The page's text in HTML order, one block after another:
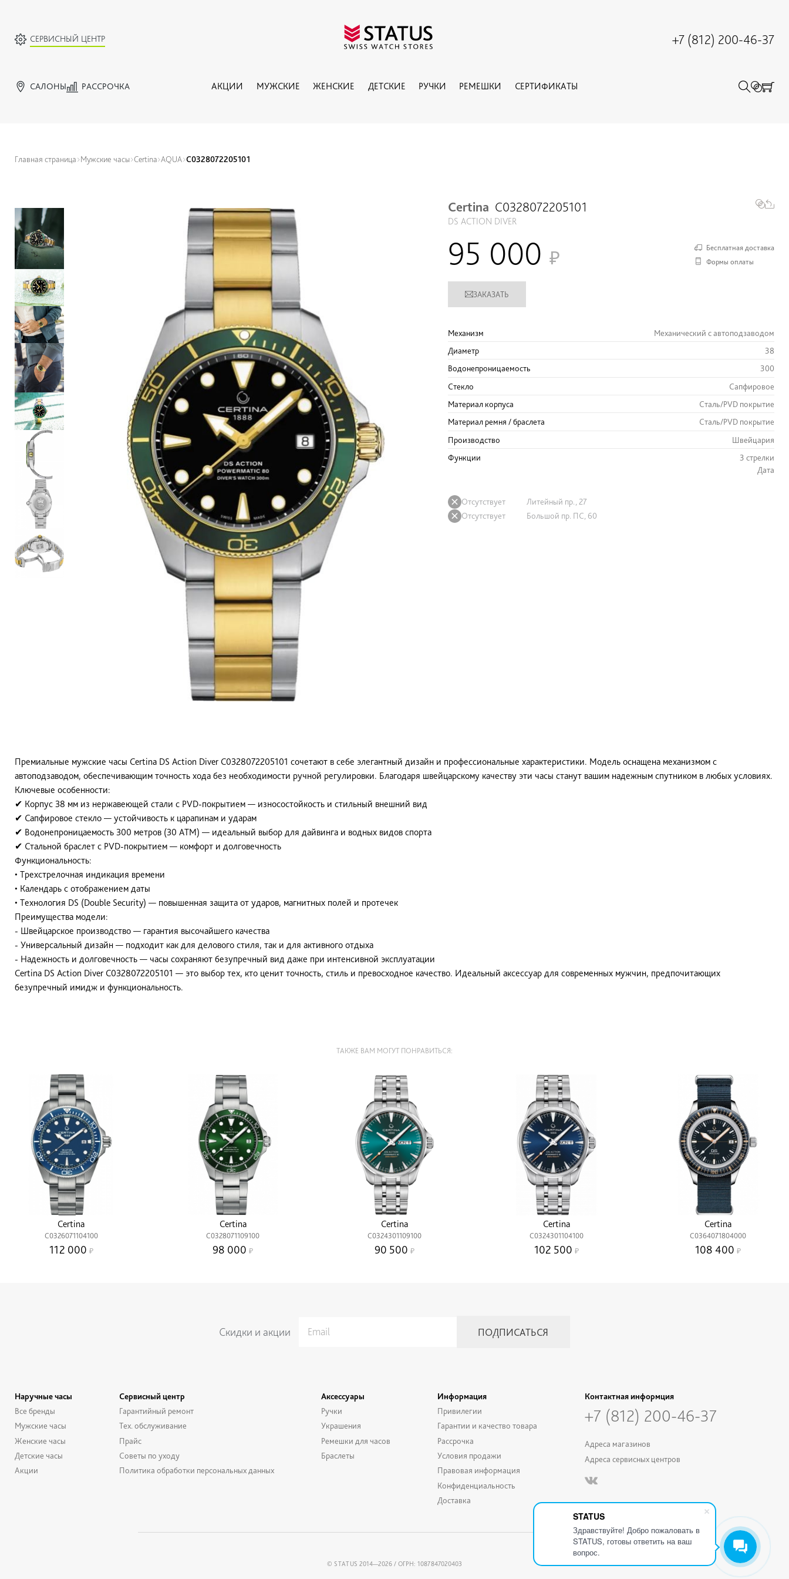
STATUS
Здравствуйте! Добро пожаловать в
STATUS, готовы ответить на ваш
вопрос.
СЕРВИСНЫЙ ЦЕНТР +7 (812) 200-46-37
САЛОНЫ РАССРОЧКА АКЦИИ МУЖСКИЕ ЖЕНСКИЕ ДЕТСКИЕ РУЧКИ РЕМЕШКИ СЕРТИФИКАТЫ
Главная страница Мужские часы Certina AQUA C0328072205101
Certina C0328072205101
DS ACTION DIVER
95 000
Бесплатная доставка
Формы оплаты
ЗАКАЗАТЬ
Механизм
Механический с автоподзаводом
Диаметр
38
Водонепроницаемость
300
Стекло
Сапфировое
Материал корпуса
Сталь/PVD покрытие
Материал ремня / браслета
Сталь/PVD покрытие
Производство
Швейцария
Функции
3 стрелки
Дата
Отсутствует
Литейный пр., 27
Отсутствует
Большой пр. ПС, 60
Премиальные мужские часы Certina DS Action Diver C0328072205101 сочетают в себе элегантный дизайн и профессиональные характеристики. Модель оснащена механизмом с
автоподзаводом, обеспечивающим точность хода без необходимости ручной регулировки. Благодаря швейцарскому качеству эти часы станут вашим надежным спутником в любых условиях.
Ключевые особенности:
✔ Корпус 38 мм из нержавеющей стали с PVD-покрытием — износостойкость и стильный внешний вид
✔ Сапфировое стекло — устойчивость к царапинам и ударам
✔ Водонепроницаемость 300 метров (30 ATM) — идеальный выбор для дайвинга и водных видов спорта
✔ Стальной браслет с PVD-покрытием — комфорт и долговечность
Функциональность:
• Трехстрелочная индикация времени
• Календарь с отображением даты
• Технология DS (Double Security) — повышенная защита от ударов, магнитных полей и протечек
Преимущества модели:
- Швейцарское производство — гарантия высочайшего качества
- Универсальный дизайн — подходит как для делового стиля, так и для активного отдыха
- Надежность и долговечность — часы сохраняют безупречный вид даже при интенсивной эксплуатации
Certina DS Action Diver C0328072205101 — это выбор тех, кто ценит точность, стиль и превосходное качество. Идеальный аксессуар для современных мужчин, предпочитающих
безупречный имидж и функциональность.
ТАКЖЕ ВАМ МОГУТ ПОНРАВИТЬСЯ:
Certina
C0326071104100
112 000
Certina
C0328071109100
98 000
Certina
C0324301109100
90 500
Certina
C0324301104100
102 500
Certina
C0364071804000
108 400
Скидки и акции
Наручные часы
Все бренды
Мужские часы
Женские часы
Детские часы
Акции
Сервисный центр
Гарантийный ремонт
Тех. обслуживание
Прайс
Советы по уходу
Политика обработки персональных данных
Аксессуары
Ручки
Украшения
Ремешки для часов
Браслеты
Информация
Привилегии
Гарантии и качество товара
Рассрочка
Условия продажи
Правовая информация
Конфиденциальность
Доставка
Контактная информция
+7 (812) 200-46-37
Адреса магазинов
Адреса сервисных центров
© STATUS 2014—2026 / ОГРН: 1087847020403